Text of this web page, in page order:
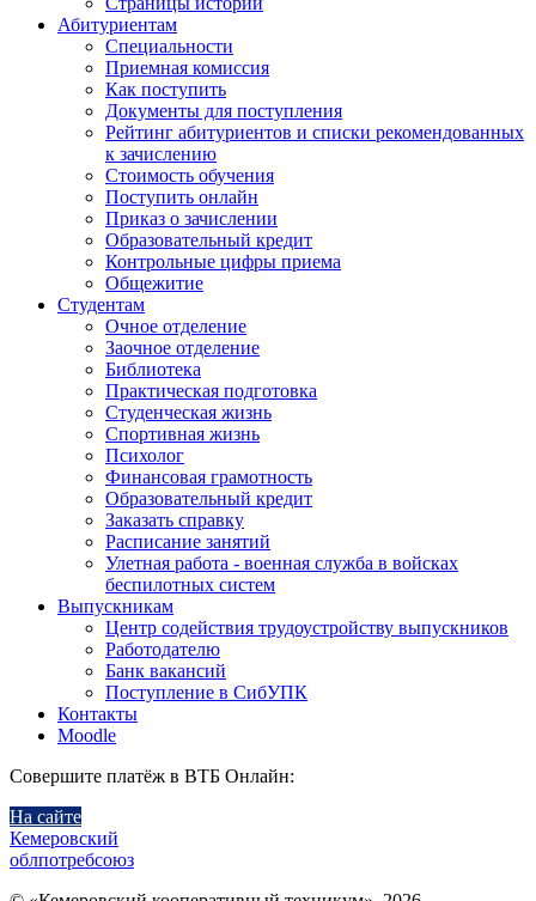
Абитуриентам
Специальности
Приемная комиссия
Как поступить
Документы для поступления
Рейтинг абитуриентов и списки рекомендованных
к зачислению
Стоимость обучения
Поступить онлайн
Приказ о зачислении
Образовательный кредит
Контрольные цифры приема
Общежитие
Студентам
Очное отделение
Заочное отделение
Библиотека
Практическая подготовка
Студенческая жизнь
Спортивная жизнь
Психолог
Финансовая грамотность
Образовательный кредит
Заказать справку
Расписание занятий
Улетная работа - военная служба в войсках
беспилотных систем
Выпускникам
Центр содействия трудоустройству выпускников
Работодателю
Банк вакансий
Поступление в СибУПК
Контакты
Moodle
Совершите платёж в ВТБ Онлайн:
На сайте
Кемеровский
облпотребсоюз